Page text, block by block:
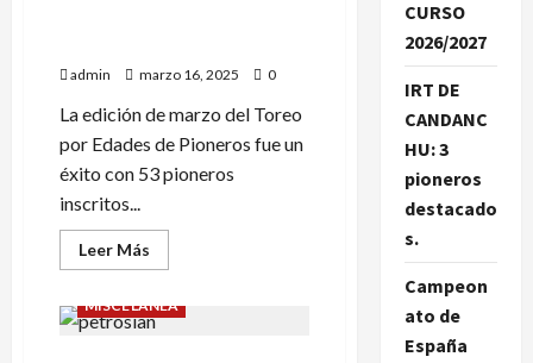
GENERAL.
admin marzo 16, 2025 0
La edición de marzo del Toreo
por Edades de Pioneros fue un
éxito con 53 pioneros
inscritos...
Leer Más
más
53
PIONEROS
MISCELÁNEA
CURSO
2026/2027
IRT DE
CANDANC
HU: 3
pioneros
destacado
s.
Campeon
ato de
España